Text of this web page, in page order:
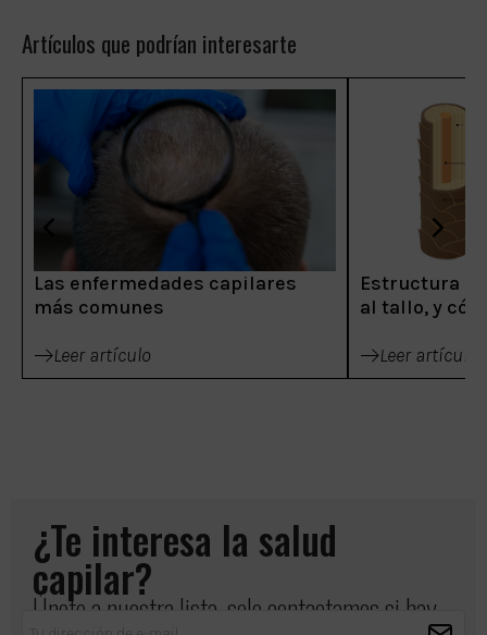
Artículos que podrían interesarte
Las enfermedades capilares
más comunes
Leer artículo
Estructura
al tallo, y
Leer artículo
¿Te interesa la salud
capilar?
Únete a nuestra lista, solo contactamos si hay